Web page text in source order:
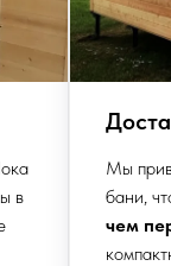
в
Мы
бани,
чем